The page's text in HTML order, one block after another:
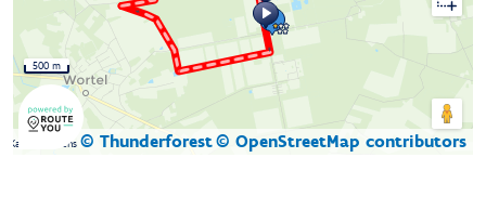
Kaartgegevens © Thunderforest© OpenStreetMap contributors
500 m